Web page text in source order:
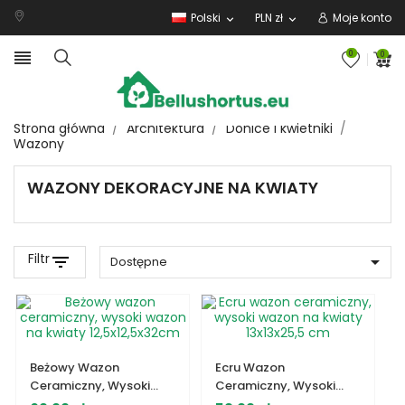
Polski expand_more PLN zł expand_more Moje konto
0 0

Strona główna Architektura
Donice i kwietniki
Wazony
WAZONY DEKORACYJNE NA KWIATY
Filtrfilter_list Dostępne 
Beżowy Wazon
Ceramiczny, Wysoki
Ecru Wazon
Ceramiczny, Wysoki